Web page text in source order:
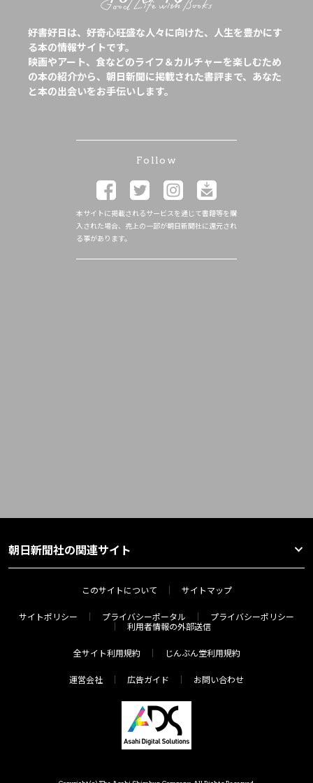
好書好日は、好奇心旺盛な人々に向けた、人生を豊かにす
る本の情報サイトです。
映画やアート、食などのライフ＆カルチャーを楽しむため
の本の紹介から、朝日新聞に掲載された書評まで、あなた
と本の出会いをお手伝いします。
Follow
本サイトに掲載されるサービスを通じて書籍等を購
入された場合、売上の一部が朝日新聞社に還元され
る事があります。
朝日新聞社の関連サイト
このサイトについて サイトマップ
サイトポリシー プライバシーポータル
プライバシーポリシー
利用者情報の外部送信
全サイト利用規約 じんぶん堂利用規約
運営会社 広告ガイド お問い合わせ